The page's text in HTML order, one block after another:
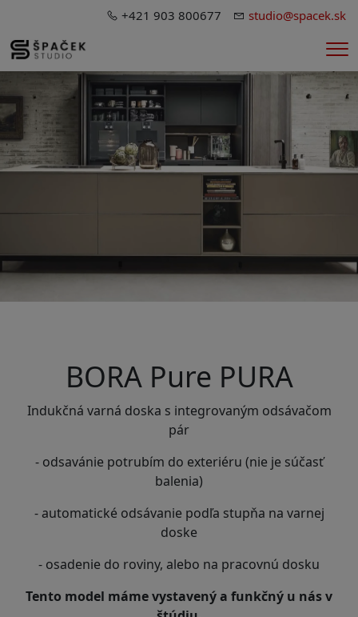
+421 903 800677 studio@spacek.sk
BORA Pure PURA
Indukčná varná doska s integrovaným odsávačom
pár
- odsavánie potrubím do exteriéru (nie je súčasť
balenia)
- automatické odsávanie podľa stupňa na varnej
doske
- osadenie do roviny, alebo na pracovnú dosku
Tento model máme vystavený a funkčný u nás v